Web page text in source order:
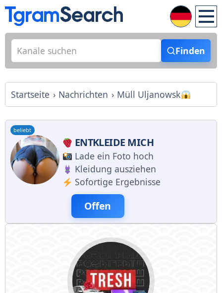
Finden
Startseite Nachrichten Müll Uljanowsk
beliebt
ENTKLEIDE MICH
Lade ein Foto hoch
Kleidung ausziehen
Sofortige Ergebnisse
Offen